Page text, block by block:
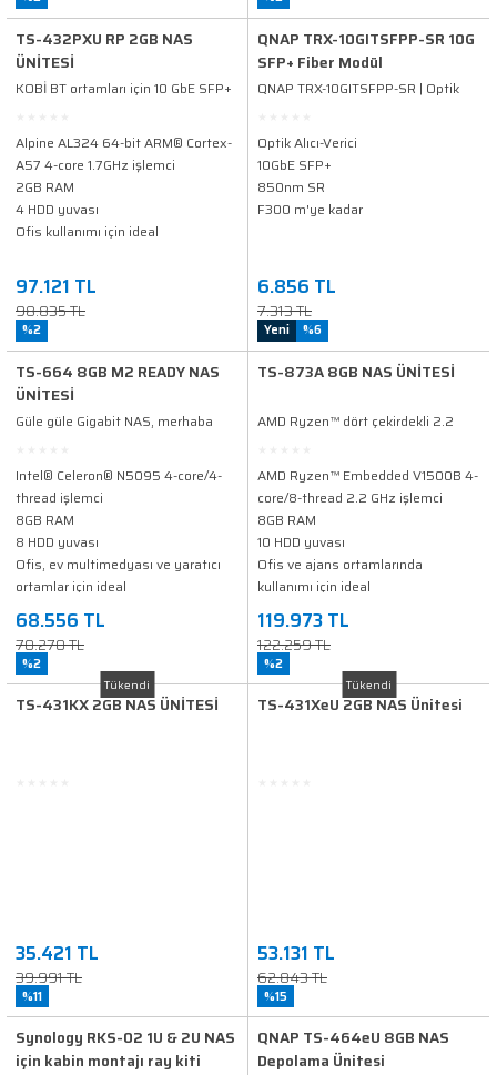
TS-432PXU RP 2GB NAS
ÜNİTESİ
KOBİ BT ortamları için 10 GbE SFP+
yedekli güç kaynağına sahip dört
çekirdekli 1,7 GHz rafa monte NAS
Alpine AL324 64-bit ARM® Cortex-
A57 4-core 1.7GHz işlemci
2GB RAM
4 HDD yuvası
Ofis kullanımı için ideal
97.121 TL
98.835 TL
%2
QNAP TRX-10GITSFPP-SR 10G
SFP+ Fiber Modül
QNAP TRX-10GITSFPP-SR | Optik
Optik Alıcı-Verici
10GbE SFP+
850nm SR
F300 m'ye kadar
6.856 TL
7.313 TL
Yeni %6
TS-664 8GB M2 READY NAS
ÜNİTESİ
Güle güle Gigabit NAS, merhaba
Intel® Celeron® N5095 4-core/4-
thread işlemci
8GB RAM
8 HDD yuvası
Ofis, ev multimedyası ve yaratıcı
ortamlar için ideal
68.556 TL
70.270 TL
%2
TS-873A 8GB NAS ÜNİTESİ
AMD Ryzen™ dört çekirdekli 2.2
hızlı bağlantı ve M.2 SSD eklemek
için M.2 NVMe SSD ve PCIe
genişletmeyi destekler; Daha fazla
işletim sistemi
AMD Ryzen™ Embedded V1500B 4-
core/8-thread 2.2 GHz işlemci
8GB RAM
10 HDD yuvası
Ofis ve ajans ortamlarında
kullanımı için ideal
119.973 TL
122.259 TL
%2
Tükendi
TS-431KX 2GB NAS ÜNİTESİ
35.421 TL
39.991 TL
%11
Tükendi
TS-431XeU 2GB NAS Ünitesi
53.131 TL
62.843 TL
%15
Synology RKS-02 1U & 2U NAS
için kabin montajı ray kiti
QNAP TS-464eU 8GB NAS
Depolama Ünitesi